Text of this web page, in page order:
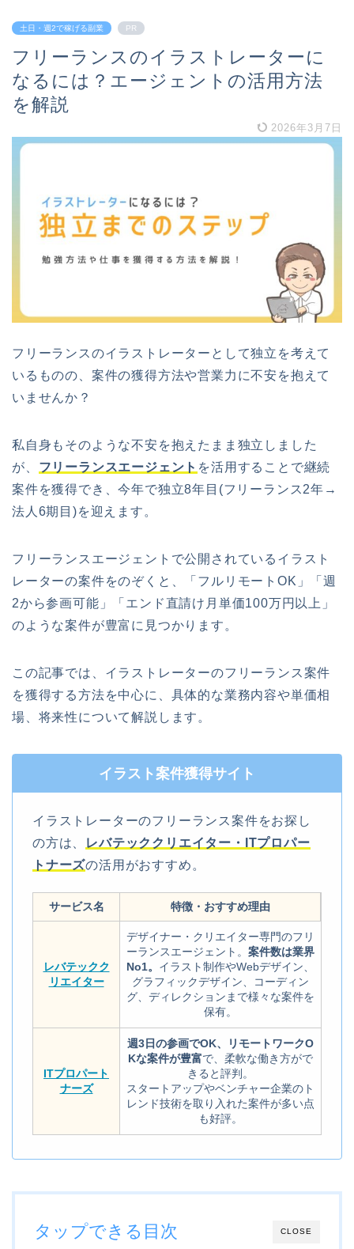
土日・週2で稼げる副業 PR
フリーランスのイラストレーターに
なるには？エージェントの活用方法
を解説
2026年3月7日
フリーランスのイラストレーターとして独立を考えて
いるものの、案件の獲得方法や営業力に不安を抱えて
いませんか？
私自身もそのような不安を抱えたまま独立しました
が、 フリーランスエージェント を活用することで継続
案件を獲得でき、今年で独立8年目(フリーランス2年→
法人6期目)を迎えます。
フリーランスエージェントで公開されているイラスト
レーターの案件をのぞくと、「フルリモートOK」「週
2から参画可能」「エンド直請け月単価100万円以上」
のような案件が豊富に見つかります。
この記事では、イラストレーターのフリーランス案件
を獲得する方法を中心に、具体的な業務内容や単価相
場、将来性について解説します。
イラスト案件獲得サイト
イラストレーターのフリーランス案件をお探し
の方は、
レバテッククリエイター・
ITプロパー
トナーズの活用がおすすめ。
サービス名 特徴・おすすめ理由
レバテックク
リエイター
デザイナー・クリエイター専門のフリ
ーランスエージェント。 案件数は業界
No1。 イラスト制作やWebデザイン、
グラフィックデザイン、コーディン
グ、ディレクションまで様々な案件を
保有。
ITプロパート
ナーズ
週3日の参画でOK、リモートワークO
Kな案件が豊富で、柔軟な働き方がで
きると評判。
スタートアップやベンチャー企業のト
レンド技術を取り入れた案件が多い点
も好評。
CLOSE
タップできる目次